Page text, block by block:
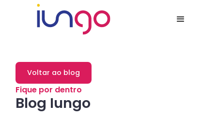
Fique por dentro
Blog Iungo
Voltar ao blog